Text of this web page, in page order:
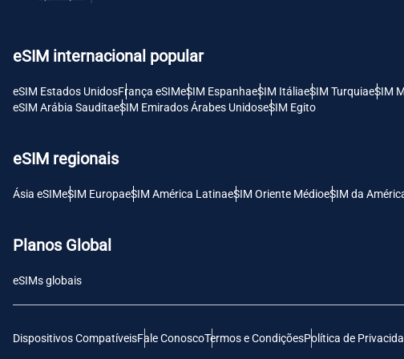
eSIM internacional popular
eSIM Estados UnidosFrança eSIMeSIM EspanhaeSIM ItáliaeSIM TurquiaeSIM
eSIM Arábia SauditaeSIM Emirados Árabes UnidoseSIM Egito
eSIM regionais
Ásia eSIMeSIM EuropaeSIM América LatinaeSIM Oriente MédioeSIM da
Planos Global
eSIMs globais
Dispositivos CompatíveisFale ConoscoTermos e CondiçõesPolítica de
Polski
THB - Baht